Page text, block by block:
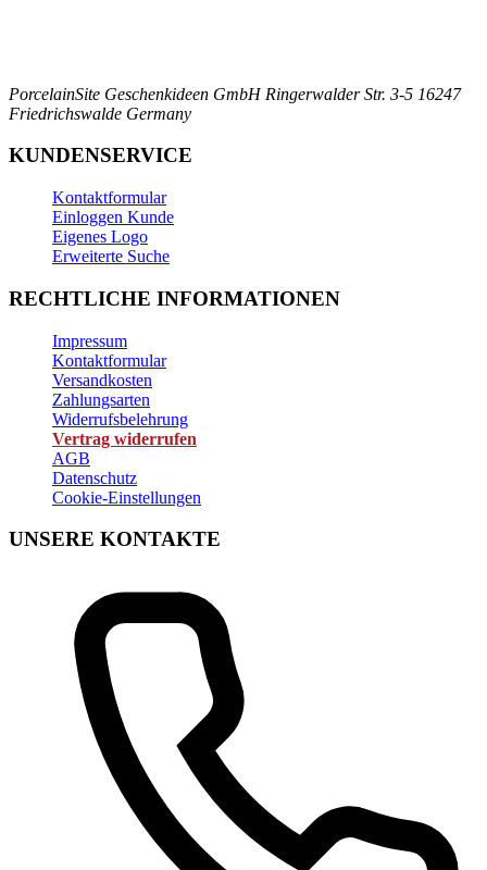
PorcelainSite Geschenkideen GmbH Ringerwalder Str. 3-5 16247
Friedrichswalde Germany
KUNDENSERVICE
Kontaktformular
Einloggen Kunde
Eigenes Logo
Erweiterte Suche
RECHTLICHE INFORMATIONEN
Impressum
Kontaktformular
Versandkosten
Zahlungsarten
Widerrufsbelehrung
Vertrag widerrufen
AGB
Datenschutz
Cookie-Einstellungen
UNSERE KONTAKTE